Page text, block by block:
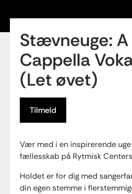
Stævneuge: A
Cappella
(Let øvet)
Tilmeld
Vær med i en inspirerende
fællesskab på Rytmisk
Holdet er for dig med
din egen stemme i